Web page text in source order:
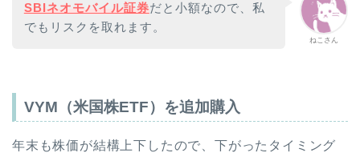
ねこさん
SBIネオモバイル証券だと小額なので、私
でもリスクを取れます。
VYM（米国株ETF）を追加購入
年末も株価が結構上下したので、下がったタイミング